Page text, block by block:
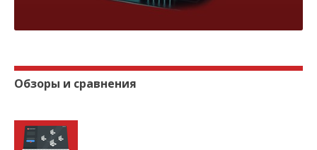
Обзоры и сравнения